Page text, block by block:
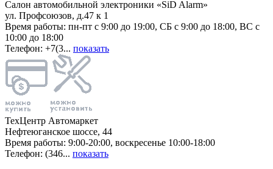
Салон автомобильной электроники «SiD Alarm»
ул. Профсоюзов, д.47 к 1
Время работы: пн-пт с 9:00 до 19:00, СБ с 9:00 до 18:00, ВС с
10:00 до 18:00
Телефон: +7(3... показать
ТехЦентр Автомаркет
Нефтеюганское шоссе, 44
Время работы: 9:00-20:00, воскресенье 10:00-18:00
Телефон: (346... показать